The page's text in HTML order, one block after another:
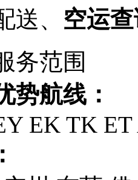
送、 空运
务范围
势航线：
EK TK